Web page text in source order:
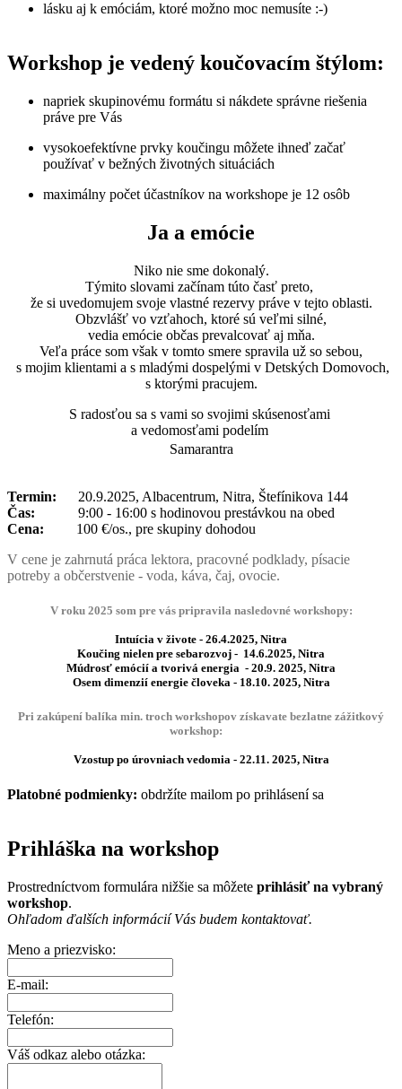
lásku aj k emóciám, ktoré možno moc nemusíte :-)
Workshop je vedený koučovacím štýlom:
napriek skupinovému formátu si nákdete správne riešenia
práve pre Vás
vysokoefektívne prvky koučingu môžete ihneď začať
používať v bežných životných situáciách
maximálny počet účastníkov na workshope je 12 osôb
Ja a emócie
Niko nie sme dokonalý.
Týmito slovami začínam túto časť preto,
že si uvedomujem svoje vlastné rezervy práve v tejto oblasti.
Obzvlášť vo vzťahoch, ktoré sú veľmi silné,
vedia emócie občas prevalcovať aj mňa.
Veľa práce som však v tomto smere spravila už so sebou,
s mojim klientami a s mladými dospelými v Detských Domovoch,
s ktorými pracujem.
S radosťou sa s vami so svojimi skúsenosťami
a vedomosťami podelím
Samarantra
Termin: 20.9.2025, Albacentrum, Nitra, Štefínikova 144
Čas: 9:00 - 16:00 s hodinovou prestávkou na obed
Cena: 100 €/os., pre skupiny dohodou
V cene je zahrnutá práca lektora, pracovné podklady, písacie
potreby a občerstvenie - voda, káva, čaj, ovocie.
V roku 2025 som pre vás pripravila nasledovné workshopy:
Intuícia v živote - 26.4.2025, Nitra
Koučing nielen pre sebarozvoj - 14.6.2025, Nitra
Múdrosť emócií a tvorivá energia - 20.9. 2025, Nitra
Osem dimenzií energie človeka - 18.10. 2025, Nitra
Pri zakúpení balíka min. troch workshopov získavate bezlatne zážitkový
workshop:
Vzostup po úrovniach vedomia - 22.11. 2025, Nitra
Platobné podmienky: obdržíte mailom po prihlásení sa
Prihláška na workshop
Prostredníctvom formulára nižšie sa môžete prihlásiť na vybraný
workshop.
Ohľadom ďalších informácií Vás budem kontaktovať.
Meno a priezvisko:
E-mail:
Telefón:
Váš odkaz alebo otázka: